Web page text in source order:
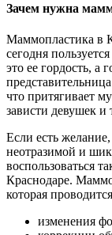
Зачем нужна
Маммопластика в
сегодня
это ее гордость, а
что притягивает
зависти девушек и
Если есть
неотразимой и
воспользоваться
Краснодаре.
которая
изменения